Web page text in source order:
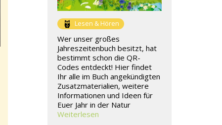
Lesen & Hören
Wer unser großes
Jahreszeitenbuch besitzt, hat
bestimmt schon die QR-
Codes entdeckt! Hier findet
Ihr alle im Buch angekündigten
Zusatzmaterialien, weitere
Informationen und Ideen für
Euer Jahr in der Natur
Weiterlesen